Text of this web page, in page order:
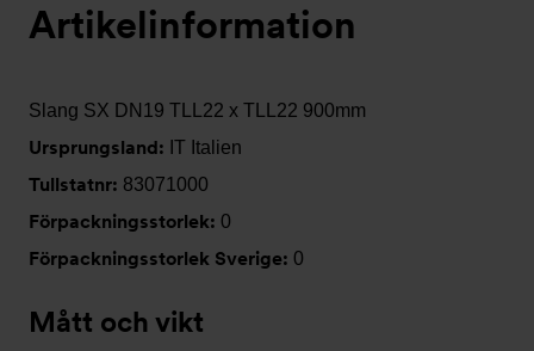
Artikelinformation
Slang SX DN19 TLL22 x TLL22 900mm
Ursprungsland: IT Italien
Tullstatnr: 83071000
Förpackningsstorlek: 0
Förpackningsstorlek Sverige: 0
Mått och vikt